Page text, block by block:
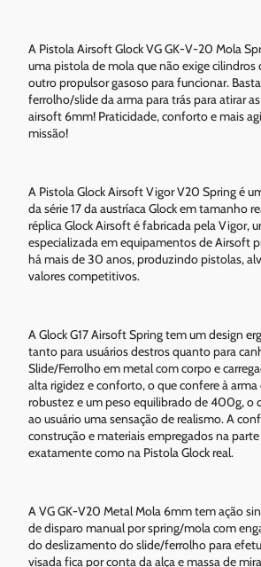
A Pistola Airsoft Glock VG GK-V-20 Mola
uma pistola de mola que não exige cilindros
outro propulsor gasoso para funcionar.
ferrolho/slide da arma para trás para atirar
airsoft 6mm! Praticidade, conforto e mais
missão!
A Pistola Glock Airsoft Vigor V20 Spring é
da série 17 da austríaca Glock em tamanho
réplica Glock Airsoft é fabricada pela Vigor,
especializada em equipamentos de Airsoft
há mais de 30 anos, produzindo pistolas,
valores competitivos.
A Glock G17 Airsoft Spring tem um design
tanto para usuários destros quanto para
Slide/Ferrolho em metal com corpo e
alta rigidez e conforto, o que confere à
robustez e um peso equilibrado de 400g, o
ao usuário uma sensação de realismo. A
construção e materiais empregados na
exatamente como na Pistola Glock real.
A VG GK-V20 Metal Mola 6mm tem ação
de disparo manual por spring/mola com
do deslizamento do slide/ferrolho para
visada fica por conta da alça e massa de